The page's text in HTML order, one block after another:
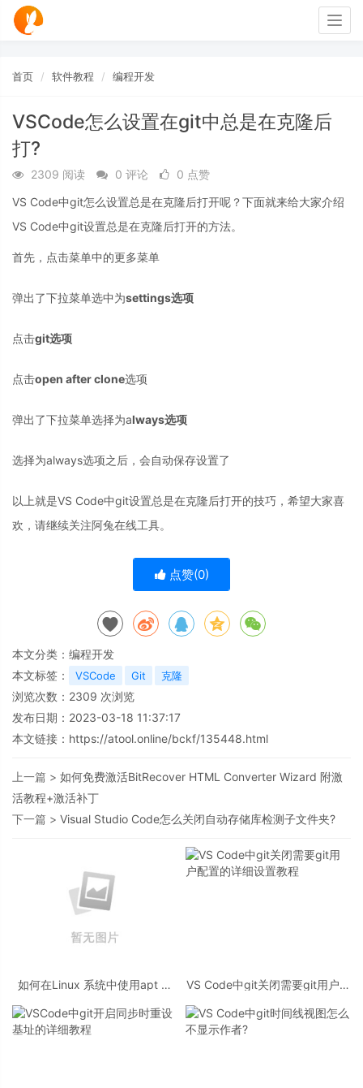
首页 软件教程 编程开发
VSCode怎么设置在git中总是在克隆后
打?
2309 阅读 0 评论
0 点赞
VS Code中git怎么设置总是在克隆后打开呢？下面就来给大家介绍
VS Code中git设置总是在克隆后打开的方法。
首先，点击菜单中的更多菜单
弹出了下拉菜单选中为settings选项
点击git选项
点击open after clone选项
弹出了下拉菜单选择为always选项
选择为always选项之后，会自动保存设置了
以上就是VS Code中git设置总是在克隆后打开的技巧，希望大家喜
欢，请继续关注阿兔在线工具。
点赞(0)
本文分类： 编程开发
本文标签：
VSCode Git 克隆
浏览次数： 2309 次浏览
发布日期：2023-03-18 11:37:17
本文链接： https://atool.online/bckf/135448.html
上一篇 > 如何免费激活BitRecover HTML Converter Wizard 附激
活教程+激活补丁
下一篇 > Visual Studio Code怎么关闭自动存储库检测子文件夹?
如何在Linux 系统中使用apt 包
VS Code中git关闭需要git用户配